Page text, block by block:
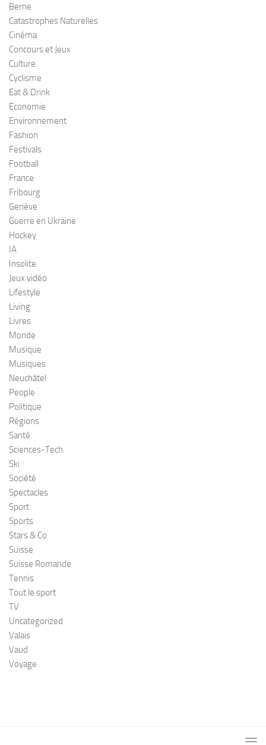
Berne
Catastrophes Naturelles
Cinéma
Concours et Jeux
Culture
Cyclisme
Eat & Drink
Economie
Environnement
Fashion
Festivals
Football
France
Fribourg
Genève
Guerre en Ukraine
Hockey
IA
Insolite
Jeux vidéo
Lifestyle
Living
Livres
Monde
Musique
Musiques
Neuchâtel
People
Politique
Régions
Santé
Sciences-Tech.
Ski
Société
Spectacles
Sport
Sports
Stars & Co
Suisse
Suisse Romande
Tennis
Tout le sport
TV
Uncategorized
Valais
Vaud
Voyage